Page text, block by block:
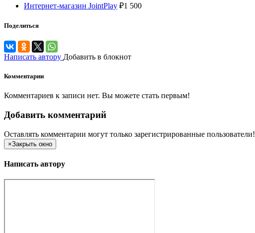
Интернет-магазин JointPlay ₽1 500
Поделиться
Написать автору Добавить в блокнот
Комментарии
Комментариев к записи нет. Вы можете стать первым!
Добавить комментарий
Оставлять комментарии могут только зарегистрированные пользователи!
×Закрыть окно
Написать автору